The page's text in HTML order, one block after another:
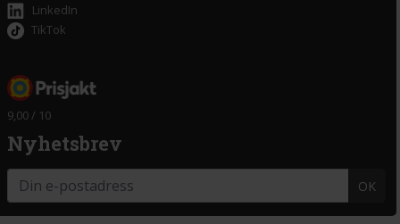
LinkedIn
TikTok
9,00 / 10
Nyhetsbrev
OK